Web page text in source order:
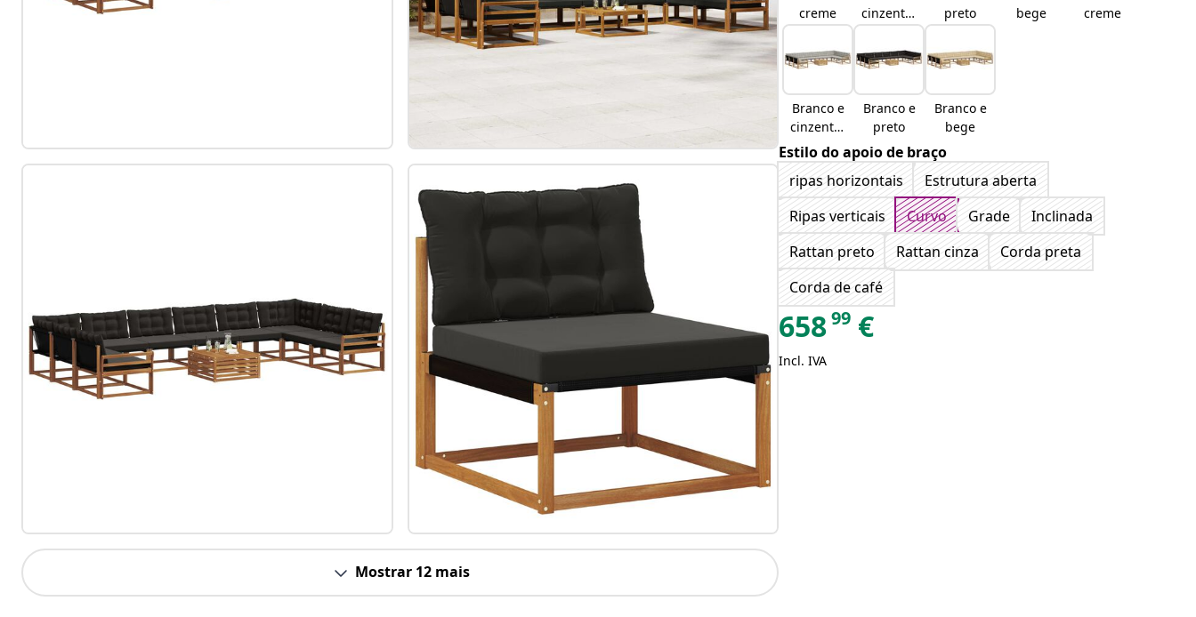
Mostrar 12 mais
creme
cinzento-
claro
preto
bege
creme
Branco e
cinzento-
claro
Branco e
preto
Branco e
bege
Estilo do apoio de braço
ripas horizontais
Estrutura aberta
Ripas verticais
Curvo Grade
Inclinada
Rattan preto
Rattan cinza
Corda preta
Corda de café
65899 €
Incl. IVA